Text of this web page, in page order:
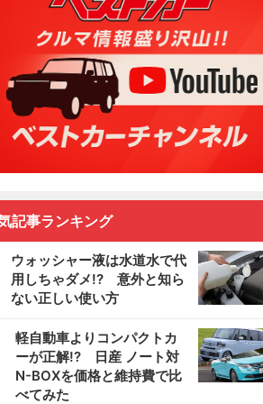
記事ランキング
ウォッシャー液は水道水で代
用しちゃダメ!? 意外と知ら
ない正しい使い方
軽自動車よりコンパクトカ
ーが正解!? 日産 ノート対
N-BOXを価格と維持費で比
べてみた